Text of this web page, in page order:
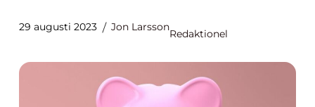
29 augusti 2023 Jon Larsson
Redaktionel